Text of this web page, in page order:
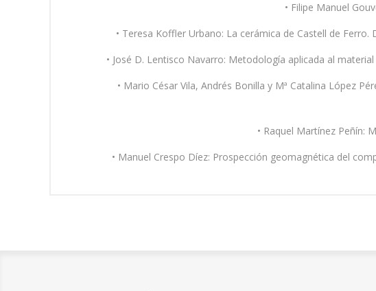
• Filipe Manuel
• Teresa Koffler Urbano: La cerámica de Castell de Ferro. De
• José D. Lentisco Navarro: Metodología aplicada al material
• Mario César Vila, Andrés Bonilla y Mª Catalina López
• Raquel Martínez Peñín:
• Manuel Crespo Díez: Prospección geomagnética del